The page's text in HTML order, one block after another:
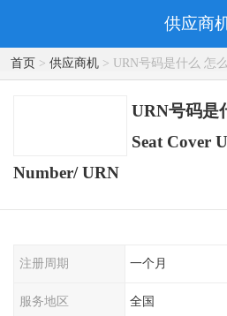
供应商
首页> 供应商机> URN号码是什么 怎
Registration Number/ URN
URN号码是
Seat Cover
Number/ URN
注册周期 一个月
服务地区 全国